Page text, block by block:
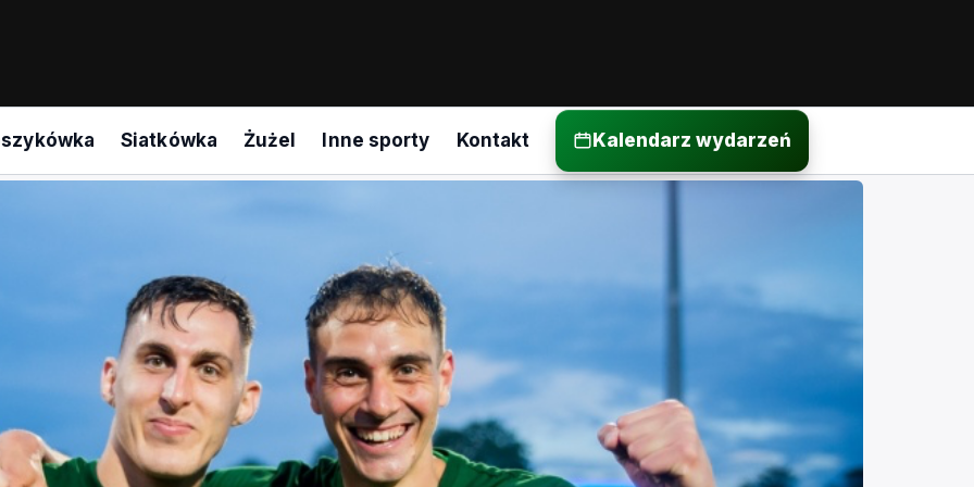
Siatkówka Żużel Inne sporty Kontakt Kalendarz wydarzeń